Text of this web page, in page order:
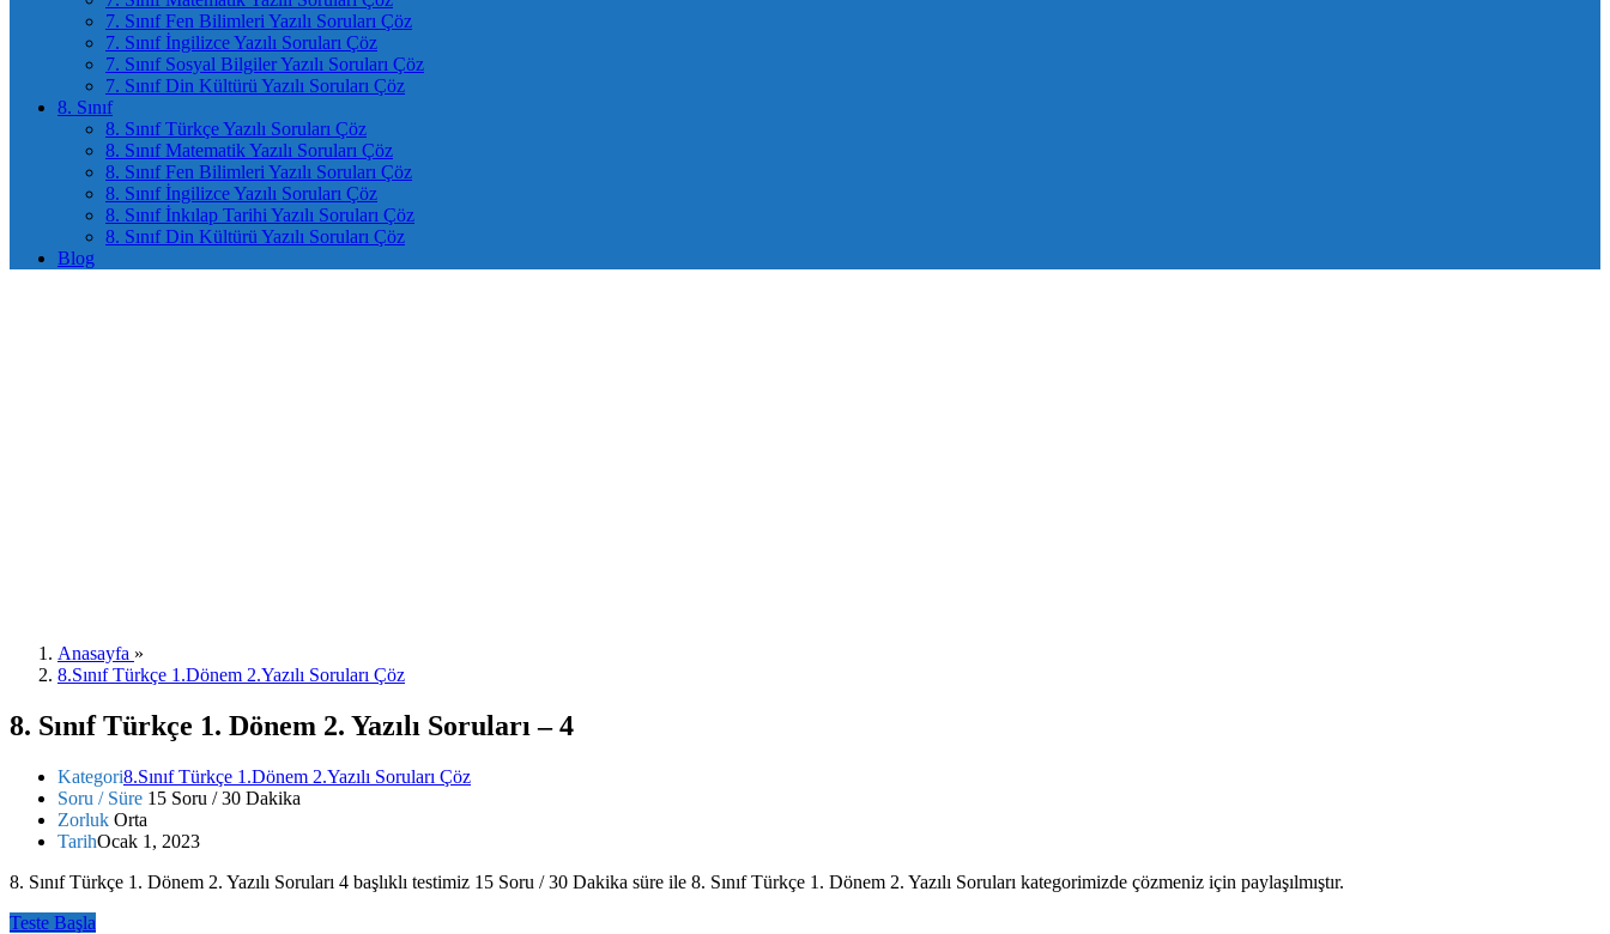
7. Sınıf Fen Bilimleri Yazılı Soruları Çöz
7. Sınıf İngilizce Yazılı Soruları Çöz
7. Sınıf Sosyal Bilgiler Yazılı Soruları Çöz
7. Sınıf Din Kültürü Yazılı Soruları Çöz
8. Sınıf
8. Sınıf Türkçe Yazılı Soruları Çöz
8. Sınıf Matematik Yazılı Soruları Çöz
8. Sınıf Fen Bilimleri Yazılı Soruları Çöz
8. Sınıf İngilizce Yazılı Soruları Çöz
8. Sınıf İnkılap Tarihi Yazılı Soruları Çöz
8. Sınıf Din Kültürü Yazılı Soruları Çöz
Blog
Anasayfa »
8.Sınıf Türkçe 1.Dönem 2.Yazılı Soruları Çöz
8. Sınıf Türkçe 1. Dönem 2. Yazılı Soruları – 4
Kategori8.Sınıf Türkçe 1.Dönem 2.Yazılı Soruları Çöz
Soru / Süre 15 Soru / 30 Dakika
Zorluk Orta
TarihOcak 1, 2023
8. Sınıf Türkçe 1. Dönem 2. Yazılı Soruları 4 başlıklı testimiz 15 Soru / 30 Dakika süre ile 8. Sınıf Türkçe 1. Dönem 2. Yazılı Soruları kategorimizde çözmeniz için paylaşılmıştır.
Teste Başla